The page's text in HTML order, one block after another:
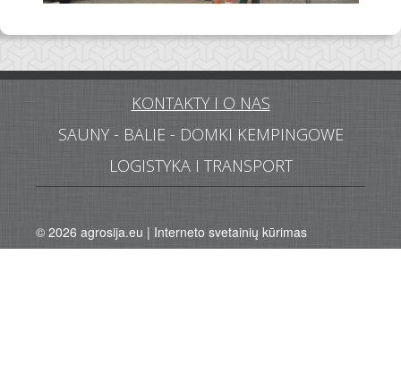
KONTAKTY I O NAS
SAUNY - BALIE - DOMKI KEMPINGOWE
LOGISTYKA I TRANSPORT
© 2026 agrosija.eu | Interneto svetainių kūrimas